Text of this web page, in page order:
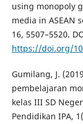
using monopoly
media in ASEAN
16, 5507–5520.
https://doi.org/
Gumilang, J.
pembelajaran
kelas III SD
Pendidikan IPA,